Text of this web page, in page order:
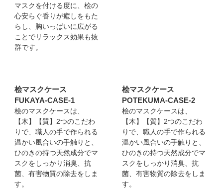
マスクを付ける度に、桧の
心安らぐ香りが癒しをもた
らし、胸いっぱいに広がる
ことでリラックス効果も抜
群です。
桧マスクケース
FUKAYA-CASE-1
桧のマスクケースは、
【木】【質】2つのこだわ
りで、職人の手で作られる
温かい風合いの手触りと、
ひのきの持つ天然成分でマ
スクをしっかり消臭、抗
菌、有害物質の除去をしま
す。
桧マスクケース
POTEKUMA-CASE-2
桧のマスクケースは、
【木】【質】2つのこだわ
りで、職人の手で作られる
温かい風合いの手触りと、
ひのきの持つ天然成分でマ
スクをしっかり消臭、抗
菌、有害物質の除去をしま
す。